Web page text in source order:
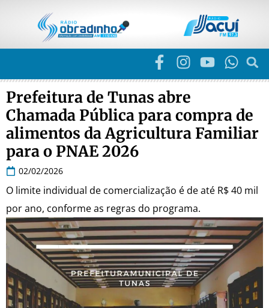
Prefeitura de Tunas abre
Chamada Pública para compra de
alimentos da Agricultura Familiar
para o PNAE 2026
02/02/2026
O limite individual de comercialização é de até R$ 40 mil
por ano, conforme as regras do programa.